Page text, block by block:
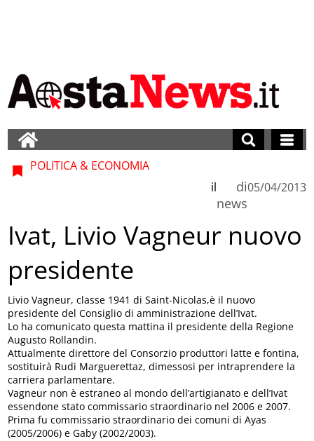
POLITICA & ECONOMIA
di
news
il 05/04/2013
Ivat, Livio Vagneur nuovo
presidente
Livio Vagneur, classe 1941 di Saint-Nicolas,è il nuovo
presidente del Consiglio di amministrazione dell’Ivat.
Lo ha comunicato questa mattina il presidente della Regione
Augusto Rollandin.
Attualmente direttore del Consorzio produttori latte e fontina,
sostituirà Rudi Marguerettaz, dimessosi per intraprendere la
carriera parlamentare.
Vagneur non è estraneo al mondo dell’artigianato e dell’Ivat
essendone stato commissario straordinario nel 2006 e 2007.
Prima fu commissario straordinario dei comuni di Ayas
(2005/2006) e Gaby (2002/2003).